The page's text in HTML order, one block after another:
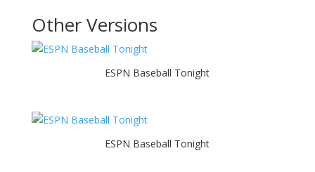
Other Versions
ESPN Baseball Tonight
ESPN Baseball Tonight